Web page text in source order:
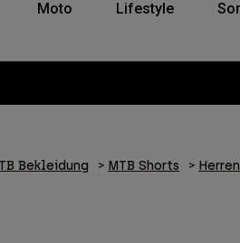
Moto Lifestyle
Bekleidung MTB Shorts